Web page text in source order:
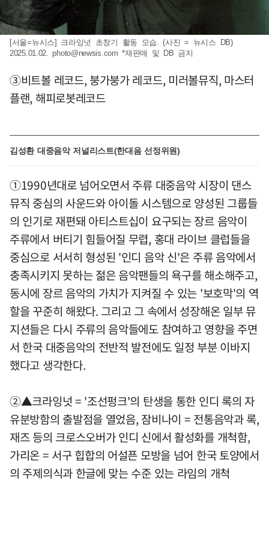
[서울=뉴시스] 크라잉넛 초창기 활동 모습. (사진 = 뉴시스 DB)
2025.01.02.photo@newsis.com *재판매 및 DB 금지
③비트볼 레코드, 붕가붕가 레코드, 미러볼뮤직, 마스터
플랜, 해피로봇레코드
김성환 대중음악 저널리스트(한대음 선정위원)
①1990년대로 넘어오면서 주류 대중음악 시장이 댄스
뮤직 중심의 사운드와 아이돌 시스템으로 양성된 그룹들
의 인기로 재편돼 아티스트십이 요구되는 장르 음악이
주류에서 버티기 힘들어질 무렵, 홍대 라이브 클럽들을
중심으로 서서히 형성된 '인디 음악 신'은 주류 음악에서
충족시키지 못하는 젊은 음악팬들의 욕구를 해소해주고,
동시에 장르 음악의 가치가 지켜질 수 있는 '보호막'의 역
할을 꾸준히 해왔다. 그리고 그 속에서 성장해온 일부 뮤
지션들은 다시 주류의 음악들에도 참여하고 영향을 주면
서 한국 대중음악의 전반적 발전에도 일정 부분 이바지
했다고 생각한다.
②▲크라잉넛 = '조선펑크'의 탄생을 통한 인디 록의 자
유분방함의 출발점을 열었음, 잠비나이 = 전통음악과 록,
재즈 등의 크로스오버가 인디 신에서 활성화를 개척함,
가리온 = 서구 힙합의 어설픈 모방을 넘어 한국 토양에서
의 주제의식과 한글에 맞는 수준 있는 라임의 개척